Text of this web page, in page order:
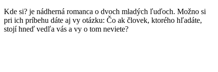
Kde si? je nádherná romanca o dvoch mladých ľuďoch. Možno si
pri ich príbehu dáte aj vy otázku: Čo ak človek, ktorého hľadáte,
stojí hneď vedľa vás a vy o tom neviete?